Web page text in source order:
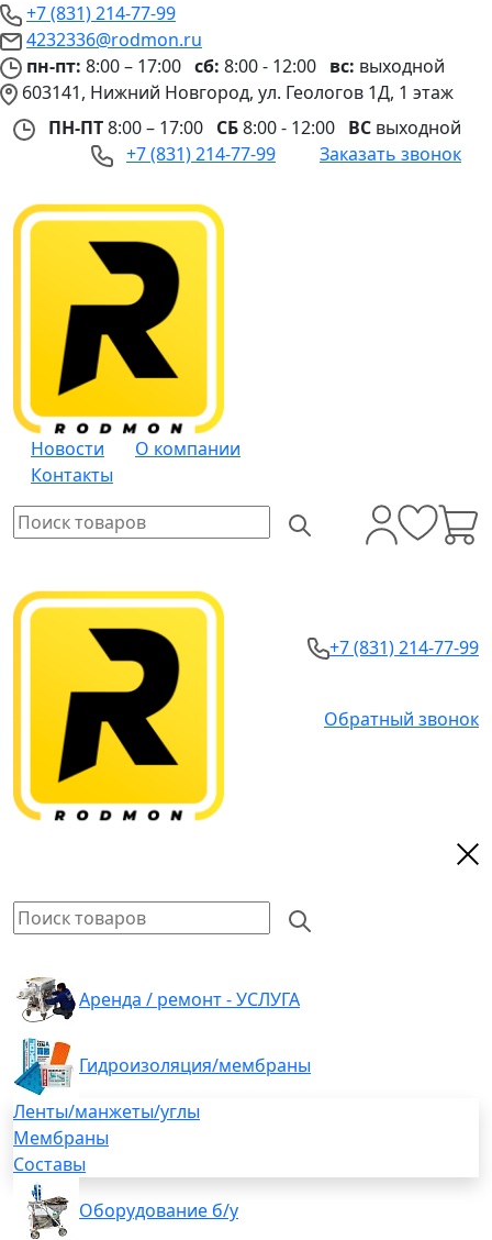
+7 (831) 214-77-99
4232336@rodmon.ru
пн-пт: 8:00 – 17:00 сб: 8:00 - 12:00 вс: выходной
603141, Нижний Новгород, ул. Геологов 1Д, 1 этаж
ПН-ПТ8:00 – 17:00 СБ8:00 - 12:00 ВС выходной
+7 (831) 214-77-99
Заказать звонок
Новости
О компании
Контакты
+7 (831) 214-77-99
Обратный звонок
Аренда / ремонт - УСЛУГА
Гидроизоляция/мембраны
Ленты/манжеты/углы
Мембраны
Составы
Оборудование б/у